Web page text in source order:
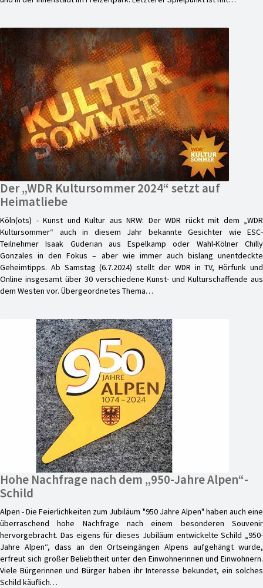
Der „WDR Kultursommer 2024“ setzt auf
Heimatliebe
Köln(ots) - Kunst und Kultur aus NRW: Der WDR rückt mit dem „WDR
Kultursommer“ auch in diesem Jahr bekannte Gesichter wie ESC-
Teilnehmer Isaak Guderian aus Espelkamp oder Wahl-Kölner Chilly
Gonzales in den Fokus – aber wie immer auch bislang unentdeckte
Geheimtipps. Ab Samstag (6.7.2024) stellt der WDR in TV, Hörfunk und
Online insgesamt über 30 verschiedene Kunst- und Kulturschaffende aus
dem Westen vor. Übergeordnetes Thema…
Hohe Nachfrage nach dem „950-Jahre Alpen“-
Schild
Alpen - Die Feierlichkeiten zum Jubiläum "950 Jahre Alpen" haben auch eine
überraschend hohe Nachfrage nach einem besonderen Souvenir
hervorgebracht. Das eigens für dieses Jubiläum entwickelte Schild „950-
Jahre Alpen“, dass an den Ortseingängen Alpens aufgehängt wurde,
erfreut sich großer Beliebtheit unter den Einwohnerinnen und Einwohnern.
Viele Bürgerinnen und Bürger haben ihr Interesse bekundet, ein solches
Schild käuflich…